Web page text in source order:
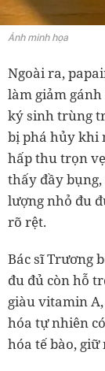
Ảnh minh họa
Ngoài ra,
làm giảm
ký sinh trùng
bị phá hủy khi
hấp thu trọn
thấy đầy
lượng nhỏ đu
rõ rệt.
Bác sĩ Trương
đu đủ còn hỗ
giàu vitamin
hóa tự nhiên
hóa tế bào,